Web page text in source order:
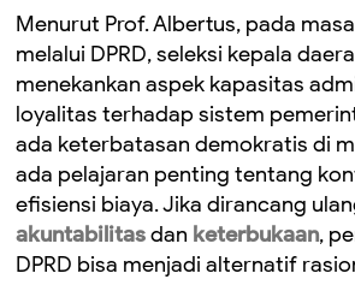
Menurut Prof. Albertus, pada
melalui DPRD, seleksi kepala
menekankan aspek kapasitas
loyalitas terhadap sistem
ada keterbatasan demokratis di
ada pelajaran penting tentang
efisiensi biaya. Jika dirancang
akuntabilitasdan keterbukaan,
DPRD bisa menjadi alternatif